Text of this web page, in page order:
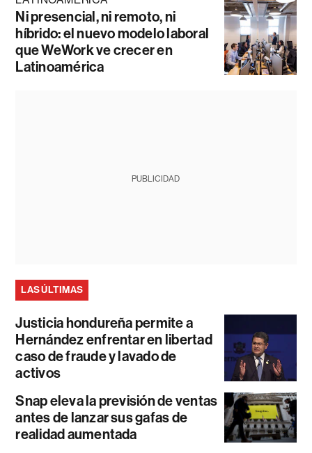
Ni presencial, ni remoto, ni
híbrido: el nuevo modelo laboral
que WeWork ve crecer en
Latinoamérica
PUBLICIDAD
LAS ÚLTIMAS
Justicia hondureña permite a
Hernández enfrentar en libertad
caso de fraude y lavado de
activos
Snap eleva la previsión de ventas
antes de lanzar sus gafas de
realidad aumentada